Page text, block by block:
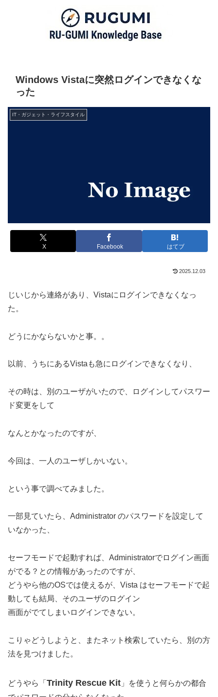
Windows Vistaに突然ログインできなくな
った
IT・ガジェット・ライフスタイル
X Facebook はてブ
2025.12.03
じいじから連絡があり、Vistaにログインできなくなっ
た。
どうにかならないかと事。。
以前、うちにあるVistaも急にログインできなくなり、
その時は、別のユーザがいたので、ログインしてパスワー
ド変更をして
なんとかなったのですが、
今回は、一人のユーザしかいない。
という事で調べてみました。
一部見ていたら、Administrator のパスワードを設定して
いなかった、
セーフモードで起動すれば、Administratorでログイン画面
がでる？との情報があったのですが、
どうやら他のOSでは使えるが、Vista はセーフモードで起
動しても結局、そのユーザのログイン
画面がでてしまいログインできない。
こりゃどうしようと、またネット検索していたら、別の方
法を見つけました。
どうやら「 Trinity Rescue Kit 」を使うと何らかの都合